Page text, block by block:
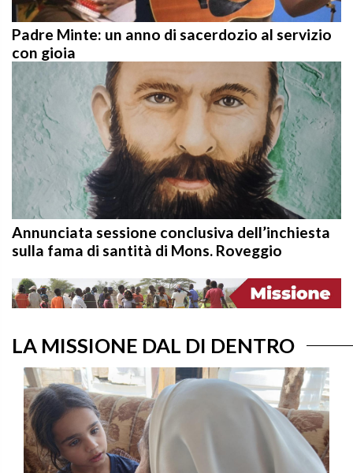
Padre Minte: un anno di sacerdozio al servizio
con gioia
Annunciata sessione conclusiva dell’inchiesta
sulla fama di santità di Mons. Roveggio
LA MISSIONE DAL DI DENTRO